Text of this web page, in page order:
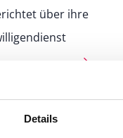
Details
über ihre